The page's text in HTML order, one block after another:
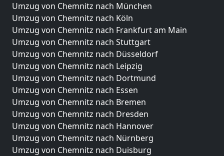
Umzug von Chemnitz nach München
Umzug von Chemnitz nach Köln
Umzug von Chemnitz nach Frankfurt am Main
Umzug von Chemnitz nach Stuttgart
Umzug von Chemnitz nach Düsseldorf
Umzug von Chemnitz nach Leipzig
Umzug von Chemnitz nach Dortmund
Umzug von Chemnitz nach Essen
Umzug von Chemnitz nach Bremen
Umzug von Chemnitz nach Dresden
Umzug von Chemnitz nach Hannover
Umzug von Chemnitz nach Nürnberg
Umzug von Chemnitz nach Duisburg